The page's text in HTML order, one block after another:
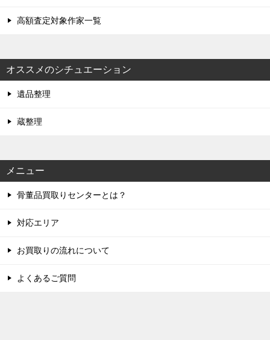
高額査定対象作家一覧
オススメのシチュエーション
遺品整理
蔵整理
メニュー
骨董品買取りセンターとは？
対応エリア
お買取りの流れについて
よくあるご質問